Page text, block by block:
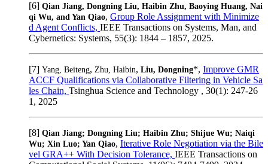
[6] Qian Jiang, Dongning Liu, Haibin Zhu, Baoying Huang, Nai
qi Wu, and Yan Qiao, Group Role Assignment with Minimize
d Agent Conflicts, IEEE Transactions on Systems, Man, and
Cybernetics: Systems, 55(3): 1844 – 1857, 2025.
[7] Yang, Beiteng, Zhu, Haibin, Liu, Dongning*, Improve GMR
ACCF Qualifications via Collaborative Filtering in Vehicle Sa
les Chain, Tsinghua Science and Technology , 30(1): 247-26
1, 2025
[8] Qian Jiang; Dongning Liu; Haibin Zhu; Shijue Wu; Naiqi
Wu; Xin Luo; Yan Qiao, Iterative Role Negotiation via the Bile
vel GRA++ With Decision Tolerance, IEEE Transactions on